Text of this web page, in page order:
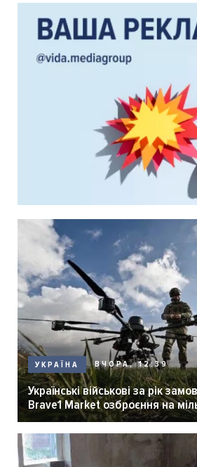
УКРАЇНА ВЧОРА, 12:39
Українські військові за рік
Brave1 Market озброєння на